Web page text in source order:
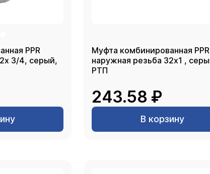
PPR
серый,
Муфта комбинированная PPR
наружная резьба 32х1 , серый,
РТП
243.58 ₽
В корзину